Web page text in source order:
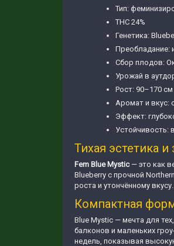
Тип:
THC 24%
Генетика:
Преобладание:
Сбор плодов:
Урожай в
Рост: 90–170 см
Аромат и вкус:
Эффект:
Устойчивость:
Тихая эстетика
Fem Blue Mystic— это как
Blueberry с прочной
роста и утончённому
Компактная
Blue Mystic — мечта для
балконов и маленьких
недель, показывая